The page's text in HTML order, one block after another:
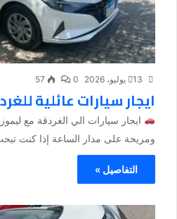
13 يوليو، 2026 0
57
ايجار سيارات عائلية للغردقة |
ايجار سيارات الي الغردقة مع
ومريحة على مدار الساعة إذا كنت
التفاصيل »